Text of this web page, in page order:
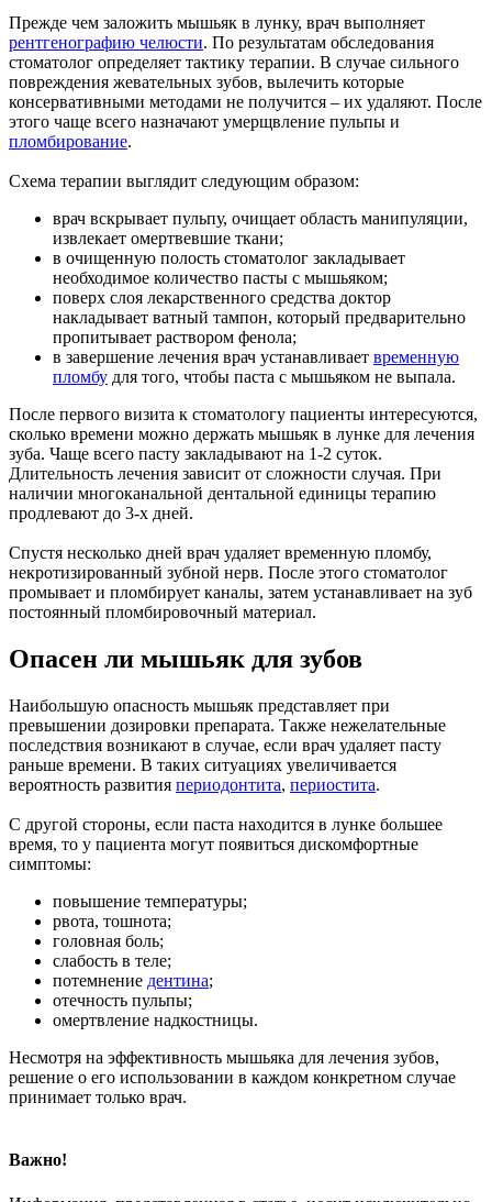
Прежде чем заложить мышьяк в лунку, врач выполняет
рентгенографию челюсти. По результатам обследования
стоматолог определяет тактику терапии. В случае сильного
повреждения жевательных зубов, вылечить которые
консервативными методами не получится – их удаляют. После
этого чаще всего назначают умерщвление пульпы и
пломбирование.
Схема терапии выглядит следующим образом:
врач вскрывает пульпу, очищает область манипуляции,
извлекает омертвевшие ткани;
в очищенную полость стоматолог закладывает
необходимое количество пасты с мышьяком;
поверх слоя лекарственного средства доктор
накладывает ватный тампон, который предварительно
пропитывает раствором фенола;
в завершение лечения врач устанавливает временную
пломбу для того, чтобы паста с мышьяком не выпала.
После первого визита к стоматологу пациенты интересуются,
сколько времени можно держать мышьяк в лунке для лечения
зуба. Чаще всего пасту закладывают на 1-2 суток.
Длительность лечения зависит от сложности случая. При
наличии многоканальной дентальной единицы терапию
продлевают до 3-х дней.
Спустя несколько дней врач удаляет временную пломбу,
некротизированный зубной нерв. После этого стоматолог
промывает и пломбирует каналы, затем устанавливает на зуб
постоянный пломбировочный материал.
Опасен ли мышьяк для зубов
Наибольшую опасность мышьяк представляет при
превышении дозировки препарата. Также нежелательные
последствия возникают в случае, если врач удаляет пасту
раньше времени. В таких ситуациях увеличивается
вероятность развития периодонтита, периостита.
С другой стороны, если паста находится в лунке большее
время, то у пациента могут появиться дискомфортные
симптомы:
повышение температуры;
рвота, тошнота;
головная боль;
слабость в теле;
потемнение дентина;
отечность пульпы;
омертвление надкостницы.
Несмотря на эффективность мышьяка для лечения зубов,
решение о его использовании в каждом конкретном случае
принимает только врач.
Важно!